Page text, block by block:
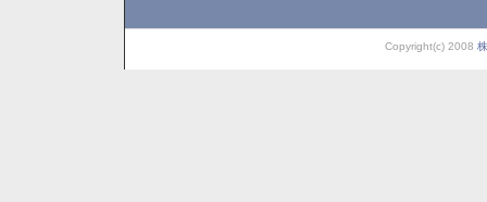
Copyright(c) 2008